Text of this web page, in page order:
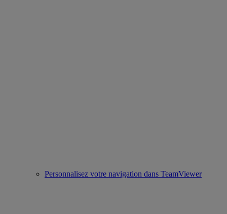
Personnalisez votre navigation dans TeamViewer